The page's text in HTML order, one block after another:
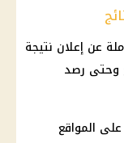
عن إعلان نتيجة
التصحيح وحتى رصد
المواقع